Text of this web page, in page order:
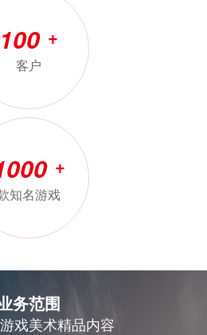
100 +
客户
+
知名游戏
务范围
戏美术精品内容